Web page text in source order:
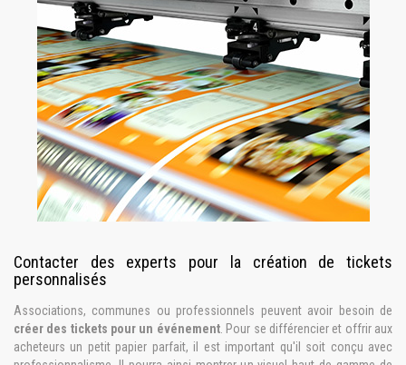
Contacter des experts pour la création de tickets
personnalisés
Associations, communes ou professionnels peuvent avoir besoin de
créer des tickets pour un événement. Pour se différencier et offrir aux
acheteurs un petit papier parfait, il est important qu'il soit conçu avec